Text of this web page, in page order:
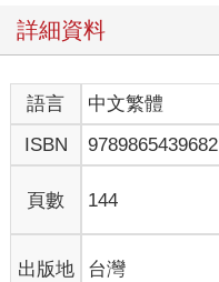
詳細資料
語言 中文繁體
ISBN
9789865439682
頁數 144
出版地 台灣